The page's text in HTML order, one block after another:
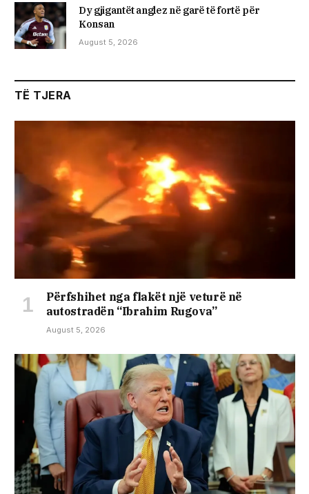
Dy gjigantët anglez në garë të fortë për
Konsan
August 5, 2026
TË TJERA
Përfshihet nga flakët një veturë në
autostradën “Ibrahim Rugova”
August 5, 2026